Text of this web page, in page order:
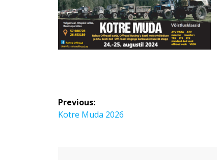
Navigeerimine
Previous:
Previous
Kotre Muda 2026